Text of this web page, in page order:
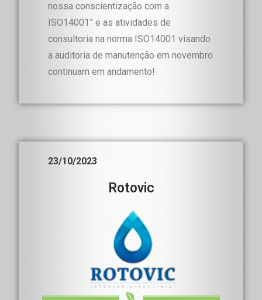
nossa conscientização com a
ISO14001” e as atividades de
consultoria na norma ISO14001 visando
a auditoria de manutenção em novembro
continuam em andamento!
23/10/2023
Rotovic